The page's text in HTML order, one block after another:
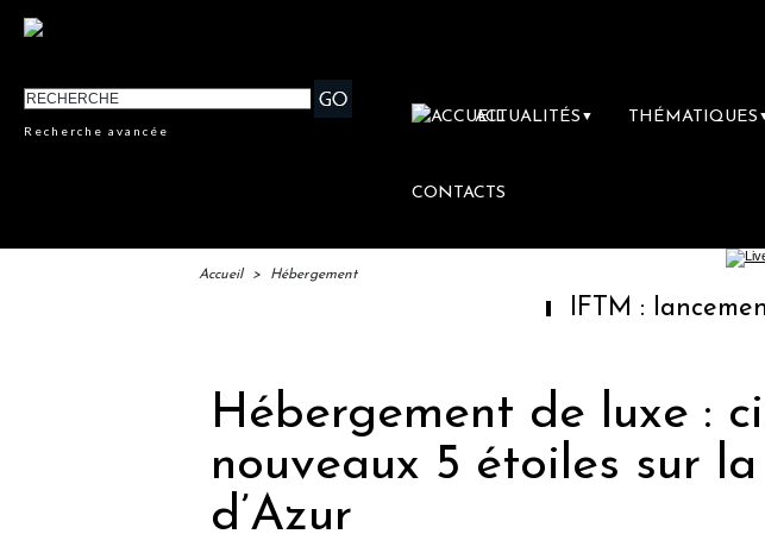
Recherche avancée
ACTUALITÉS ▼ THÉMATIQUES
CONTACTS
Accueil > Hébergement
IFTM : lancement des
Hébergement de luxe :
nouveaux 5 étoiles sur
d’Azur